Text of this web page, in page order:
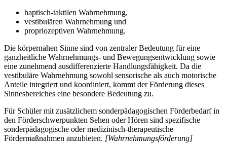
haptisch-taktilen Wahrnehmung,
vestibulären Wahrnehmung und
propriozeptiven Wahrnehmung.
Die körpernahen Sinne sind von zentraler Bedeutung für eine
ganzheitliche Wahrnehmungs- und Bewegungsentwicklung sowie
eine zunehmend ausdifferenzierte Handlungsfähigkeit. Da die
vestibuläre Wahrnehmung sowohl sensorische als auch motorische
Anteile integriert und koordiniert, kommt der Förderung dieses
Sinnesbereiches eine besondere Bedeutung zu.
Für Schüler mit zusätzlichem sonderpädagogischen Förderbedarf in
den Förderschwerpunkten Sehen oder Hören sind spezifische
sonderpädagogische oder medizinisch-therapeutische
Fördermaßnahmen anzubieten. [Wahrnehmungsförderung]